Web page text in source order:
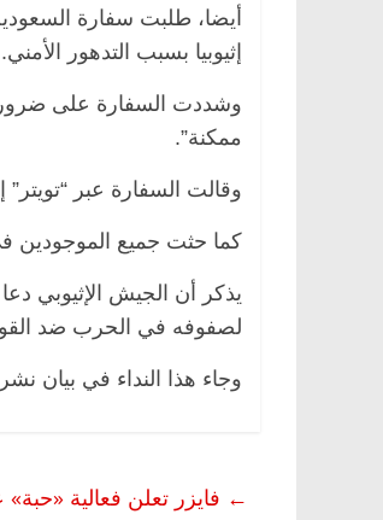
أيضا، طلبت سفارة
إثيوبيا بسبب التدهور الأمني.
وشددت السفارة على
ممكنة”.
وقالت السفارة عبر “تويتر”
كما حثت جميع الموجودين
يذكر أن الجيش الإثيوبي
لصفوفه في الحرب ضد
وجاء هذا النداء في بيان
← فايزر تعلن فعالية
في ذكرى رحيله.. د. نور
قانوني دافع عن قضايا
26 يناير، 2026